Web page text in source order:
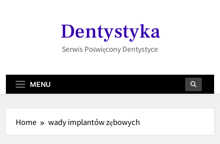
Dentystyka
Serwis Poświęcony Dentystyce
MENU
Home wady implantów zębowych